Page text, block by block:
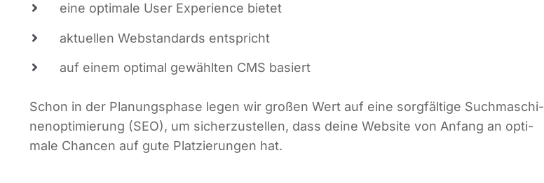
eine opti­ma­le User Expe­ri­ence bietet
aktu­el­len Web­stan­dards entspricht
auf einem opti­mal gewähl­ten CMS basiert
Schon in der Pla­nungs­pha­se legen wir gro­ßen Wert auf eine sorg­fäl­ti­ge Such­ma­schi­
nen­op­ti­mie­rung (SEO), um sicher­zu­stel­len, dass dei­ne Web­site von Anfang an opti­
ma­le Chan­cen auf gute Plat­zie­run­gen hat.